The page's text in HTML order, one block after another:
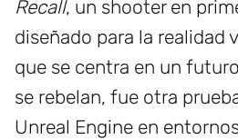
Recall, un shooter en
diseñado para la realidad
que se centra en un
se rebelan, fue otra
Unreal Engine en